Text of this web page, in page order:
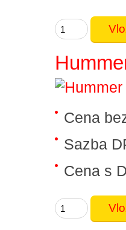
Cena
Sazba
Cena s